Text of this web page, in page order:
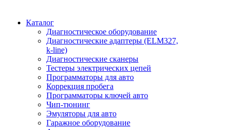
Каталог
Диагностическое оборудование
Диагностические адаптеры (ELM327,
k-line)
Диагностические сканеры
Тестеры электрических цепей
Программаторы для авто
Коррекция пробега
Программаторы ключей авто
Чип-тюнинг
Эмуляторы для авто
Гаражное оборудование